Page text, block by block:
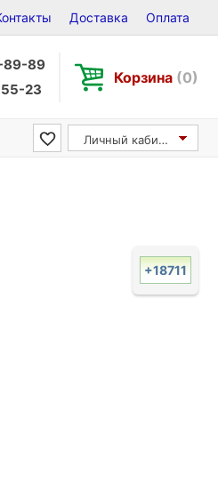
Доставка Оплата
89-89
23
Корзина (0)
Личный кабинет
+18711